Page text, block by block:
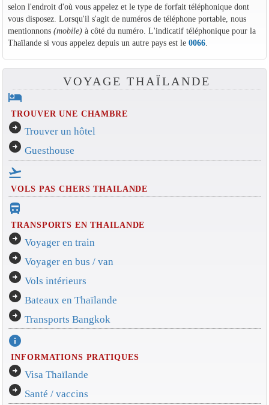
selon l'endroit d'où vous appelez et le type de forfait téléphonique dont
vous disposez. Lorsqu'il s'agit de numéros de téléphone portable, nous
mentionnons (mobile)à côté du numéro. L'indicatif téléphonique pour la
Thaïlande si vous appelez depuis un autre pays est le 0066.
VOYAGE THAÏLANDE
hotel
TROUVER UNE CHAMBRE
arrow_circle_right Trouver un hôtel
arrow_circle_right Guesthouse
flight_takeoff
VOLS PAS CHERS THAILANDE
directions_bus_filled
TRANSPORTS EN THAILANDE
arrow_circle_right Voyager en train
arrow_circle_right Voyager en bus / van
arrow_circle_right Vols intérieurs
arrow_circle_right Bateaux en Thaïlande
arrow_circle_right Transports Bangkok
info
INFORMATIONS PRATIQUES
arrow_circle_right Visa Thaïlande
arrow_circle_right Santé / vaccins